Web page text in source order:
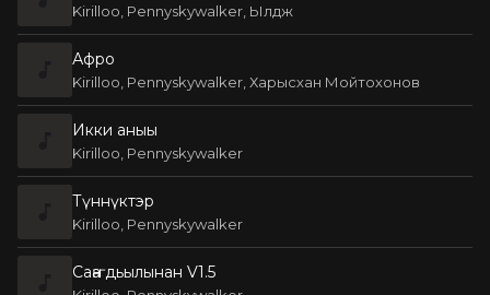
Kirilloo, Pennyskywalker, Ылдж
Афро
Kirilloo, Pennyskywalker, Харысхан Мойтохонов
Икки аныы
Kirilloo, Pennyskywalker
Түннүктэр
Kirilloo, Pennyskywalker
Саҥа дьылынан V1.5